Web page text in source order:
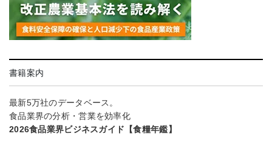
書籍案内
最新5万社のデータベース。
食品業界の分析・営業を効率化
2026食品業界ビジネスガイド【食糧年鑑】